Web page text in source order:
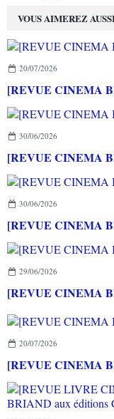
VOUS AIMEREZ
20/07/2026
[REVUE CINEMA
30/06/2026
[REVUE CINEMA
30/06/2026
[REVUE CINEMA
29/06/2026
[REVUE CINEMA
20/07/2026
[REVUE CINEMA